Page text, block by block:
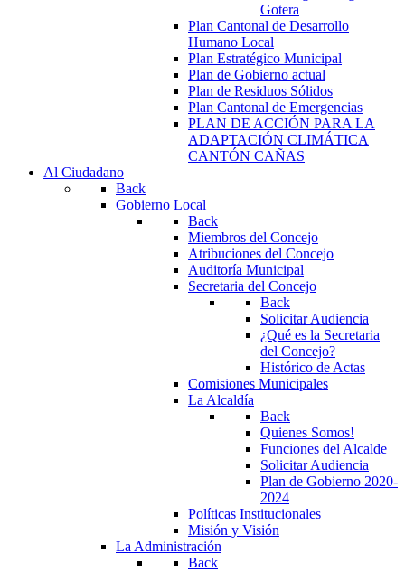
Gotera
Plan Cantonal de Desarrollo
Humano Local
Plan Estratégico Municipal
Plan de Gobierno actual
Plan de Residuos Sólidos
Plan Cantonal de Emergencias
PLAN DE ACCIÓN PARA LA
ADAPTACIÓN CLIMÁTICA
CANTÓN CAÑAS
Al Ciudadano
Back
Gobierno Local
Back
Miembros del Concejo
Atribuciones del Concejo
Auditoría Municipal
Secretaria del Concejo
Back
Solicitar Audiencia
¿Qué es la Secretaria
del Concejo?
Histórico de Actas
Comisiones Municipales
La Alcaldía
Back
Quienes Somos!
Funciones del Alcalde
Solicitar Audiencia
Plan de Gobierno 2020-
2024
Políticas Institucionales
Misión y Visión
La Administración
Back